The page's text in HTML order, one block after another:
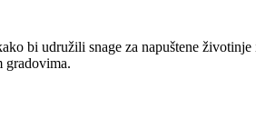
bi udružili snage za napuštene
gradovima.